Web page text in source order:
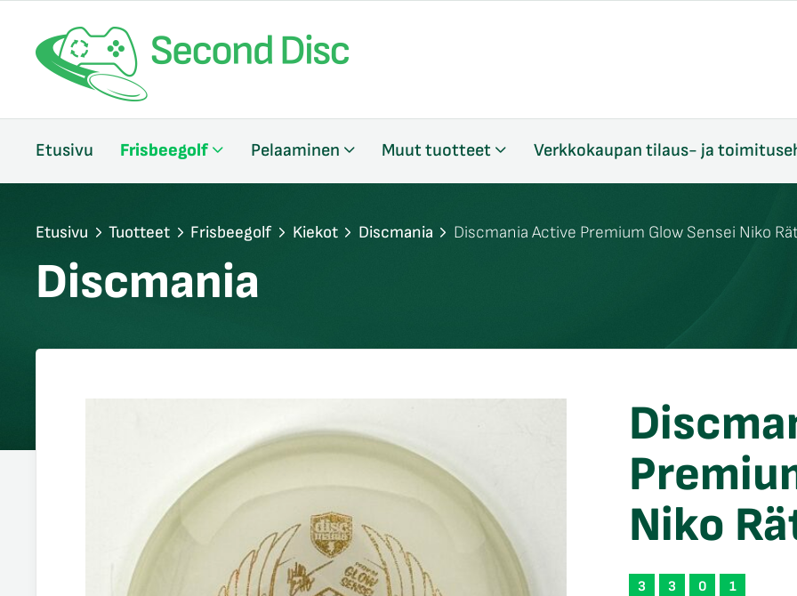
Etusivu Frisbeegolf Pelaaminen Muut tuotteet Verkkokaupan tilaus- ja
Etusivu Tuotteet Frisbeegolf Kiekot Discmania Discmania Active Premium Glow Sensei Niko
Discmania
Niko
3 3 0 1
sulje
sulje
sulje